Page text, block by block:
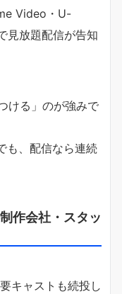
Video・U-
見放題配信が告知
ける」のが強みで
も、配信なら連続
作会社・スタッ
キャストも続投し